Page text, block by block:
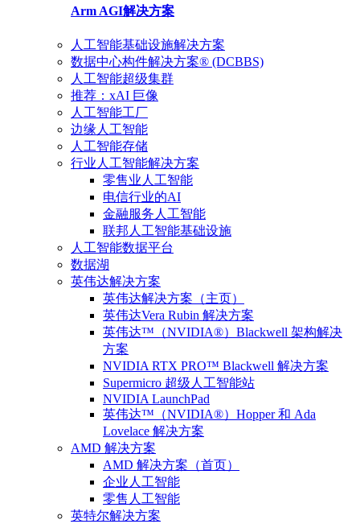
Arm AGI解决方案
人工智能基础设施解决方案
数据中心构件解决方案® (DCBBS)
人工智能超级集群
推荐：xAI 巨像
人工智能工厂
边缘人工智能
人工智能存储
行业人工智能解决方案
零售业人工智能
电信行业的AI
金融服务人工智能
联邦人工智能基础设施
人工智能数据平台
数据湖
英伟达解决方案
英伟达解决方案（主页）
英伟达Vera Rubin 解决方案
英伟达™（NVIDIA®）Blackwell 架构解决
方案
NVIDIA RTX PRO™ Blackwell 解决方案
Supermicro 超级人工智能站
NVIDIA LaunchPad
英伟达™（NVIDIA®）Hopper 和 Ada
Lovelace 解决方案
AMD 解决方案
AMD 解决方案（首页）
企业人工智能
零售人工智能
英特尔解决方案